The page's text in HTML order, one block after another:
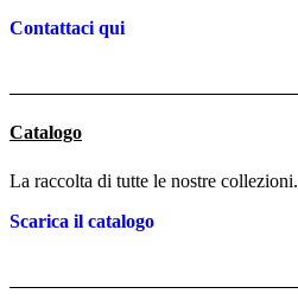
Contattaci qui
Catalogo
La raccolta di tutte le nostre collezioni.
Scarica il catalogo